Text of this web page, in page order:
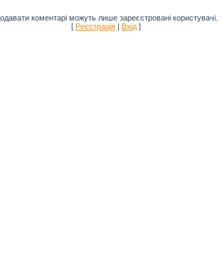
коментарі можуть лише зареєстровані користувачі.
[ Реєстрація | Вхід ]